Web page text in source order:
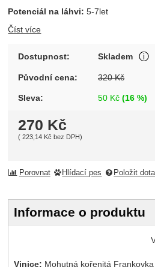
Potenciál na láhvi: 5-7let
Číst více
Dostupnost: Skladem
Původní cena: 320Kč
Sleva: 50 Kč (16 %)
270 Kč
( 223,14 Kč bez DPH)
Porovnat Hlídací pes Položit
Informace o produktu
Vinice: Mohutná kořenitá